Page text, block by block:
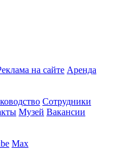
на сайте Аренда
Сотрудники
Музей Вакансии
Max